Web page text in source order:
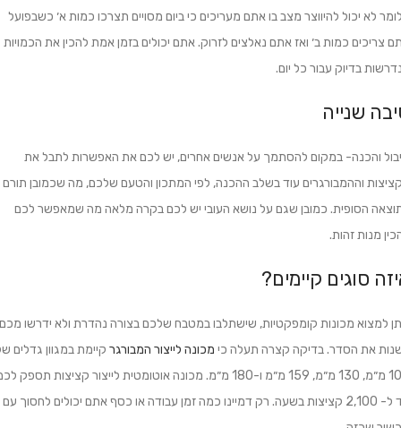
לא יכול להיווצר מצב בו אתם מעריכים כי ביום מסויים תצרכו כמות א׳ כשבפועל
צריכים כמות ב׳ ואז אתם נאלצים לזרוק. אתם יכולים בזמן אמת להכין את הכמויות
בדיוק עבור כל יום.
שנייה
והכנה- במקום להסתמך על אנשים אחרים, יש לכם את האפשרות לתבל את
וההמבורגרים עוד בשלב ההכנה, לפי המתכון והטעם שלכם, מה שכמובן תורם
הסופית. כמובן שגם על נושא העובי יש לכם בקרה מלאה מה שמאפשר לכם
מנות זהות.
סוגים קיימים?
למצוא מכונות קומפקטיות, שישתלבו במטבח שלכם בצורה נהדרת ולא ידרשו מכם
את הסדר. בדיקה קצרה תעלה כי מכונה לייצור המבורגר קיימת במגוון גדלים
100 מ״מ, 130 מ״מ, 159 מ״מ ו-180 מ״מ. מכונה אוטומטית לייצור קציצות תספק
עד ל- 2,100 קציצות בשעה. רק דמיינו כמה זמן עבודה או כסף אתם יכולים לחסוך עם